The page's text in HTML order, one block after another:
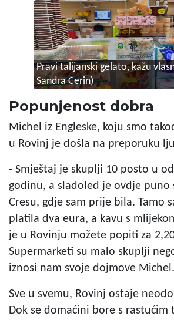
Pravi talijanski gelato, kažu
Sandra Cerin)
Popunjenost dobra
Michel iz Engleske, koju smo
u Rovinj je došla na preporuku
- Smještaj je skuplji 10 posto u
godinu, a sladoled je ovdje puno
Cresu, gdje sam prije bila. Tamo
platila dva eura, a kavu s
je u Rovinju možete popiti za
Supermarketi su malo skuplji
iznosi nam svoje dojmove Michel.
Sve u svemu, Rovinj ostaje
Dok se domaćini bore s rastućim